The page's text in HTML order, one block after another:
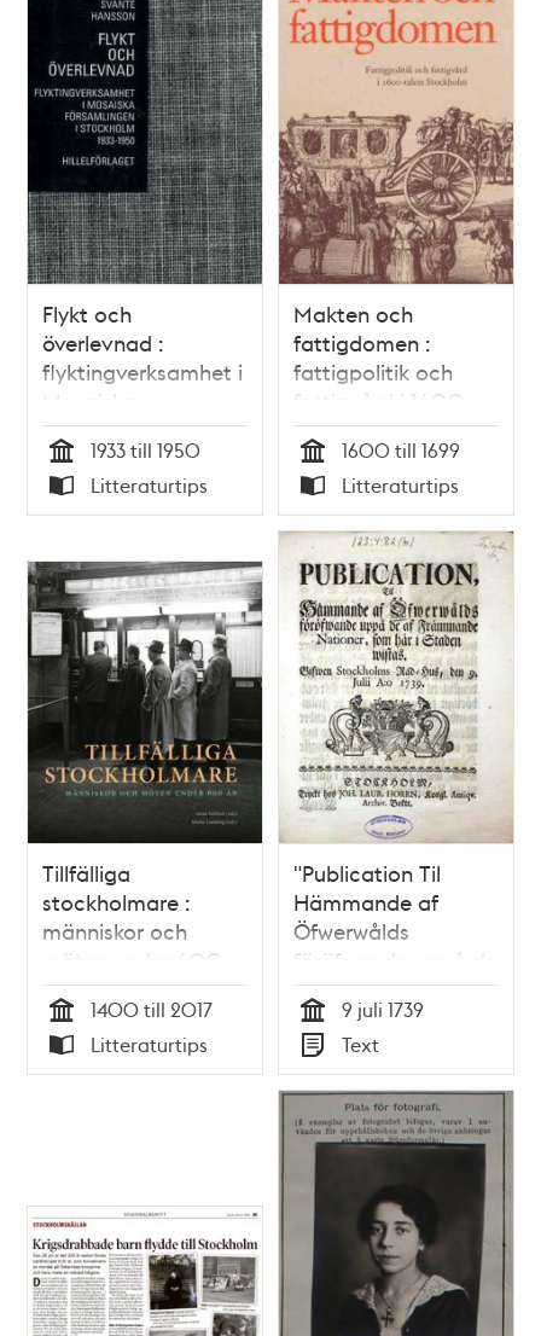
Flykt och
överlevnad :
flyktingverksamhet i
Mosaiska
församlingen i
Stockholm 1933-
1950 / Svante
Hansson
Tid
1933 till 1950
Typ
Litteraturtips
Makten och
fattigdomen :
fattigpolitik och
fattigvård i 1600-
talets Stockholm /
Christina Unger
Tid
1600 till 1699
Typ
Litteraturtips
Tillfälliga
stockholmare :
människor och
möten under 600
år
Tid
1400 till 2017
Typ
Litteraturtips
"Publication Til
Hämmande af
Öfwerwålds
föröfwande uppå de
af Främmande
nationer, som här i
Staden wistas" 1739
Tid
9 juli 1739
Typ
Text